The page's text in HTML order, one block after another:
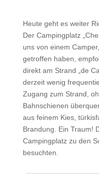
Heute geht es weiter
Der Campingplatz
uns von einem
getroffen haben,
direkt am Strand „de
derzeit wenig
Zugang zum Strand,
Bahnschienen
aus feinem Kies,
Brandung. Ein Traum!
Campingplatz zu den
besuchten.